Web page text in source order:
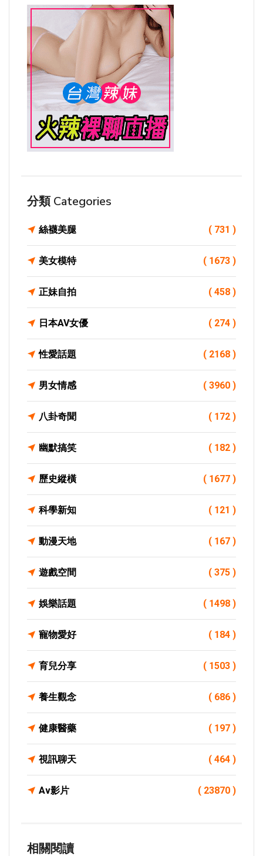
分類 Categories
絲襪美腿 ( 731 )
美女模特 ( 1673 )
正妹自拍 ( 458 )
日本AV女優 ( 274 )
性愛話題 ( 2168 )
男女情感 ( 3960 )
八卦奇聞 ( 172 )
幽默搞笑 ( 182 )
歷史縱橫 ( 1677 )
科學新知 ( 121 )
動漫天地 ( 167 )
遊戲空間 ( 375 )
娛樂話題 ( 1498 )
寵物愛好 ( 184 )
育兒分享 ( 1503 )
養生觀念 ( 686 )
健康醫藥 ( 197 )
視訊聊天 ( 464 )
Av影片 ( 23870 )
相關閱讀